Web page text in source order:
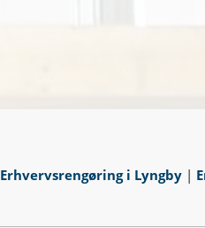
Erhvervsrengøring i Lyngby |